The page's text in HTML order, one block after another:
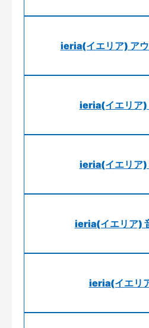
ieria(イエリア) ア
ieria(イエリア)
ieria(イエリア)
ieria(イエリア)
ieria(イエリ